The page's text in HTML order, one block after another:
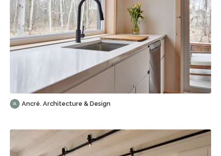
Sauvegarder
Ancré. Architecture & Design